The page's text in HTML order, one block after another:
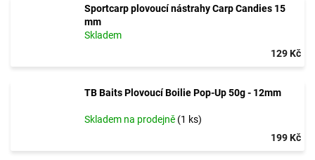
Sportcarp plovoucí nástrahy Carp Candies 15
mm
Skladem
129 Kč
TB Baits Plovoucí Boilie Pop-Up 50g - 12mm
Skladem na prodejně (1 ks)
199 Kč